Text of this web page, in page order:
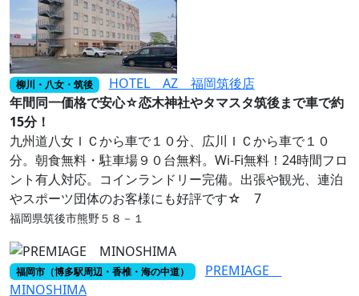
柳川・八女・筑後
HOTEL AZ 福岡筑後店
年間同一価格で安心☆恋木神社やタマスタ筑後まで車で約
15分！
九州道八女ＩＣから車で１０分、広川ＩＣから車で１０
分。朝食無料・駐車場９０台無料。Wi-Fi無料！24時間フロ
ント有人対応。コインランドリー完備。出張や観光、連泊
やスポーツ団体のお客様にも好評です☆ 7
福岡県筑後市熊野５８－１
福岡市（博多駅周辺・香椎・海の中道）
PREMIAGE
MINOSHIMA